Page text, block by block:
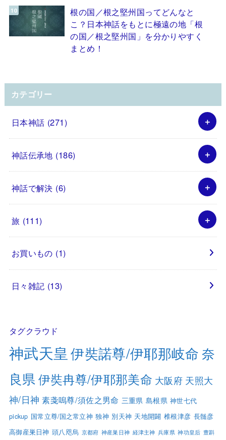
根の国／根之堅州国ってどんなと
こ？日本神話をもとに極遠の地「根
の国／根之堅州国」を分かりやすく
まとめ！
カテゴリー
日本神話 (271)
神話伝承地 (186)
神話で解決 (6)
旅 (111)
お買いもの (1)
日々雑記 (13)
タグクラウド
神武天皇 伊奘諾尊/伊耶那岐命 奈
良県 伊奘冉尊/伊耶那美命 大阪府 天照大
神/日神 素戔嗚尊/須佐之男命 三重県 島根県 神世七代
pickup 国常立尊/国之常立神 独神 別天神 天地開闢 椎根津彦 長髄彦
高御産巣日神 頭八咫烏 京都府 神産巣日神 経津主神 兵庫県 神功皇后 豊斟